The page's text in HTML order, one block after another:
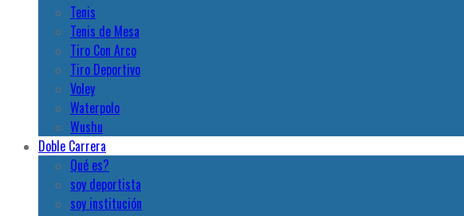
Tenis
Tenis de Mesa
Tiro Con Arco
Tiro Deportivo
Voley
Waterpolo
Wushu
Doble Carrera
Qué es?
soy deportista
soy institución